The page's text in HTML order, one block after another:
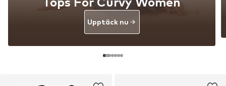
Upptäck nu